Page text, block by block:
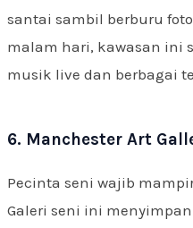
santai sambil berburu
malam hari, kawasan ini
musik live dan berbagai
6. Manchester Art
Pecinta seni wajib
Galeri seni ini